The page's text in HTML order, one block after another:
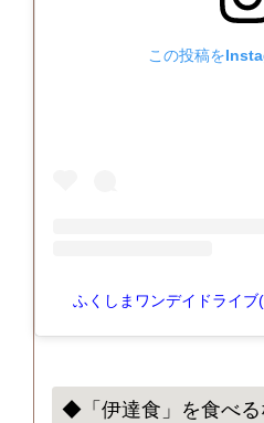
この投稿を
◆「伊達食」を食べる